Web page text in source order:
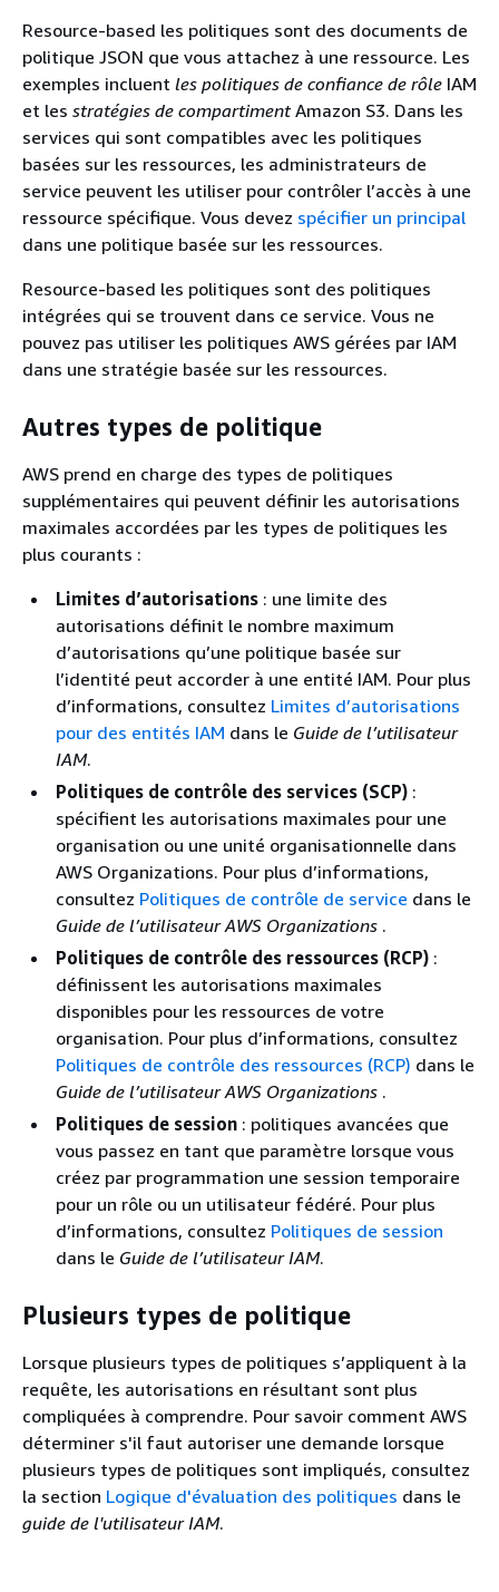
Resource-based les politiques sont des documents de
politique JSON que vous attachez à une ressource. Les
exemples incluent les politiques de confiance de rôle IAM
et les stratégies de compartimentAmazon S3. Dans les
services qui sont compatibles avec les politiques
basées sur les ressources, les administrateurs de
service peuvent les utiliser pour contrôler l’accès à une
ressource spécifique. Vous devez spécifier un principal
dans une politique basée sur les ressources.
Resource-based les politiques sont des politiques
intégrées qui se trouvent dans ce service. Vous ne
pouvez pas utiliser les politiques AWS gérées par IAM
dans une stratégie basée sur les ressources.
Autres types de politique
AWS prend en charge des types de politiques
supplémentaires qui peuvent définir les autorisations
maximales accordées par les types de politiques les
plus courants :
Limites d’autorisations : une limite des
autorisations définit le nombre maximum
d’autorisations qu’une politique basée sur
l’identité peut accorder à une entité IAM. Pour plus
d’informations, consultez Limites d’autorisations
pour des entités IAM dans le Guide de l’utilisateur
IAM.
Politiques de contrôle des services (SCP) :
spécifient les autorisations maximales pour une
organisation ou une unité organisationnelle dans
AWS Organizations. Pour plus d’informations,
consultez Politiques de contrôle de service dans le
Guide de l’utilisateur AWS Organizations .
Politiques de contrôle des ressources (RCP) :
définissent les autorisations maximales
disponibles pour les ressources de votre
organisation. Pour plus d’informations, consultez
Politiques de contrôle des ressources (RCP) dans le
Guide de l’utilisateur AWS Organizations .
Politiques de session : politiques avancées que
vous passez en tant que paramètre lorsque vous
créez par programmation une session temporaire
pour un rôle ou un utilisateur fédéré. Pour plus
d’informations, consultez Politiques de session
dans le Guide de l’utilisateur IAM.
Plusieurs types de politique
Lorsque plusieurs types de politiques s’appliquent à la
requête, les autorisations en résultant sont plus
compliquées à comprendre. Pour savoir comment AWS
déterminer s'il faut autoriser une demande lorsque
plusieurs types de politiques sont impliqués, consultez
la section Logique d'évaluation des politiques dans le
guide de l'utilisateur IAM.